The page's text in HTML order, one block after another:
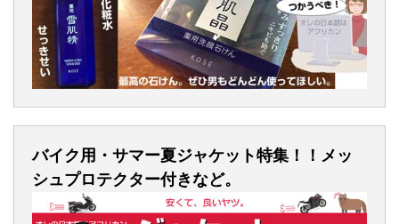
バイク用・サマー夏ジャケット特集！！メッ
シュプロテクター付きなど。